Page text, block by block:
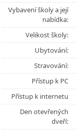
Vybavení školy a její
nabídka:
Velikost školy:
Ubytování:
Stravování:
Přístup k PC
Přístup k internetu
Den otevřených
dveří: